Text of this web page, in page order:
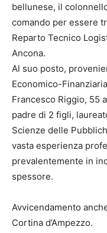
bellunese, il
comando per essere
Reparto Tecnico
Ancona.
Al suo posto,
Economico-
Francesco Riggio, 55
padre di 2 figli,
Scienze delle
vasta esperienza
prevalentemente in
spessore.
Avvicendamento
Cortina d’Ampezzo.